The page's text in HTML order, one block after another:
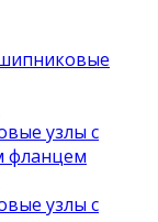
узлы с
фланцем
узлы с